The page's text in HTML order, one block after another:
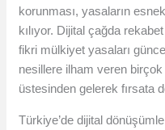
korunması, yasaların
kılıyor. Dijital çağda
fikri mülkiyet yasaları
nesillere ilham veren
üstesinden gelerek fırsata
Türkiye’de dijital